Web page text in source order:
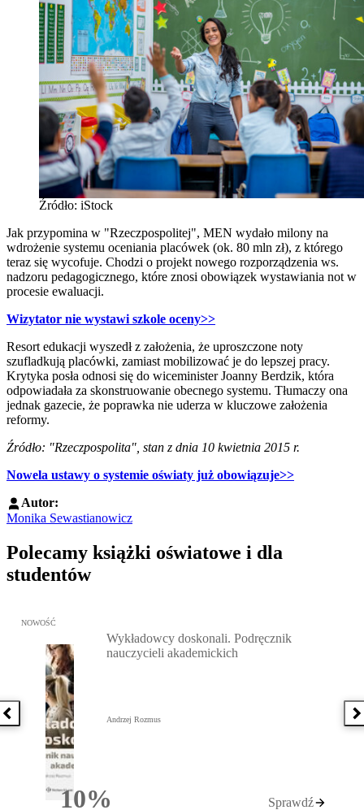
Źródło: iStock
Jak przypomina w "Rzeczpospolitej", MEN wydało milony na
wdrożenie systemu oceniania placówek (ok. 80 mln zł), z którego
teraz się wycofuje. Chodzi o projekt nowego rozporządzenia ws.
nadzoru pedagogicznego, które znosi obowiązek wystawiania not w
procesie ewaluacji.
Wizytator nie wystawi szkole oceny>>
Resort edukacji wyszedł z założenia, że uproszczone noty
szufladkują placówki, zamiast mobilizować je do lepszej pracy.
Krytyka posła odnosi się do wiceminister Joanny Berdzik, która
odpowiadała za skonstruowanie obecnego systemu. Tłumaczy ona
jednak gazecie, że poprawka nie uderza w kluczowe założenia
reformy.
Źródło: "Rzeczpospolita", stan z dnia 10 kwietnia 2015 r.
Nowela ustawy o systemie oświaty już obowiązuje>>
Autor:
Monika Sewastianowicz
Polecamy książki oświatowe i dla
studentów
Poprzednia książka
Przejdź do: Wykładowcy doskonali. Podręcznik nauczycieli
NOWOŚĆ
10%
Wykładowcy doskonali. Podręcznik
nauczycieli akademickich
Andrzej Rozmus
Sprawdź